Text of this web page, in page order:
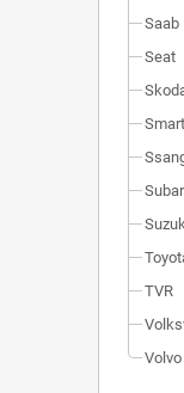
Saab
Seat
Smart
TVR
Volvo